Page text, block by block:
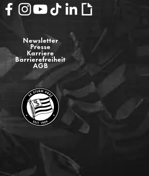
Newsletter
Presse
Karriere
Barrierefreiheit
AGB